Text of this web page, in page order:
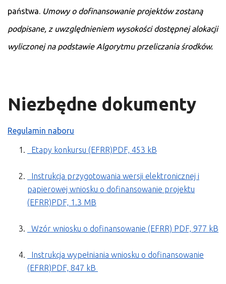
państwa. Umowy o dofinansowanie projektów zostaną
podpisane, z uwzględnieniem wysokości dostępnej alokacji
wyliczonej na podstawie Algorytmu przeliczania środków.
Niezbędne dokumenty
Regulamin naboru
Etapy konkursu (EFRR)PDF, 453 kB
Instrukcja przygotowania wersji elektronicznej i
papierowej wniosku o dofinansowanie projektu
(EFRR)PDF, 1.3 MB
Wzór wniosku o dofinansowanie (EFRR) PDF, 977 kB
Instrukcja wypełniania wniosku o dofinansowanie
(EFRR)PDF, 847 kB